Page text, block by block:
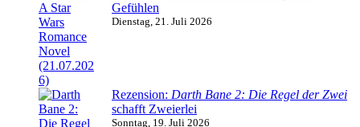
Gefühlen
Dienstag, 21. Juli 2026
Rezension: Darth Bane 2: Die Regel der Zwei
schafft Zweierlei
Sonntag, 19. Juli 2026